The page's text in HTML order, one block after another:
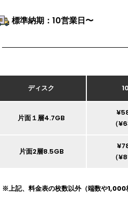
標準納期：10営業日〜
ディスク
片面１層4.7GB
（
片面2層8.5GB
（
※上記、料金表の枚数以外（端数や